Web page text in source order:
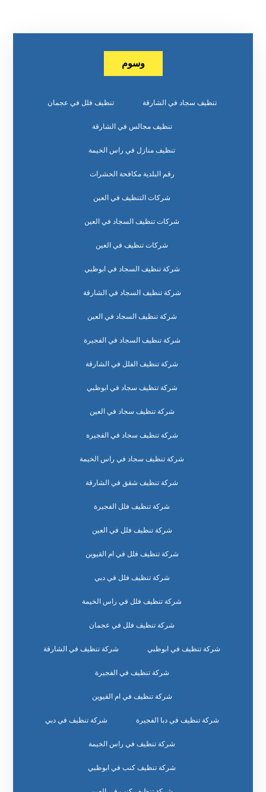
وسوم
تنظيف سجاد في الشارقة تنظيف فلل في عجمان
تنظيف مجالس في الشارقة
تنظيف منازل في راس الخيمة
رقم البلدية مكافحة الحشرات
شركات التنظيف في العين
شركات تنظيف السجاد في العين
شركات تنظيف في العين
شركة تنظيف السجاد في ابوظبي
شركة تنظيف السجاد في الشارقة
شركة تنظيف السجاد في العين
شركة تنظيف السجاد في الفجيرة
شركة تنظيف الفلل في الشارقة
شركة تنظيف سجاد في ابوظبي
شركة تنظيف سجاد في العين
شركة تنظيف سجاد في الفجيرة
شركة تنظيف سجاد في راس الخيمة
شركة تنظيف شقق في الشارقة
شركة تنظيف فلل الفجيرة
شركة تنظيف فلل في العين
شركة تنظيف فلل في ام القيوين
شركة تنظيف فلل في دبي
شركة تنظيف فلل في راس الخيمة
شركة تنظيف فلل في عجمان
شركة تنظيف في ابوظبي شركة تنظيف في الشارقة
شركة تنظيف في الفجيرة
شركة تنظيف في ام القيوين
شركة تنظيف في دبا الفجيرة شركة تنظيف في دبي
شركة تنظيف في راس الخيمة
شركة تنظيف كنب في ابوظبي